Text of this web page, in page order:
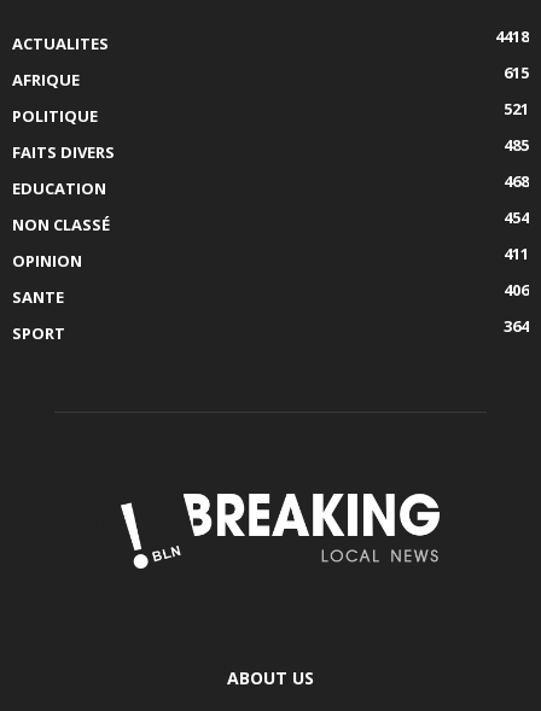
ACTUALITES
4418
AFRIQUE
615
POLITIQUE
521
FAITS DIVERS
485
EDUCATION
468
NON CLASSÉ
454
OPINION
411
SANTE
406
SPORT
364
ABOUT US